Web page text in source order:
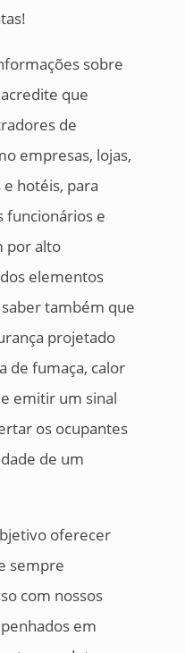
sobre
que
de
empresas, lojas,
hotéis, para
funcionários e
por alto
elementos
também que
projetado
de fumaça, calor
emitir um sinal
os ocupantes
de um
oferecer
sempre
com nossos
em